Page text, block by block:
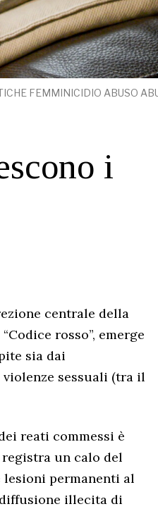
FEMMINICIDIO ABUSO
i
centrale della
rosso”, emerge
sia dai
violenze sessuali (tra il
reati commessi è
un calo del
lesioni permanenti al
illecita di